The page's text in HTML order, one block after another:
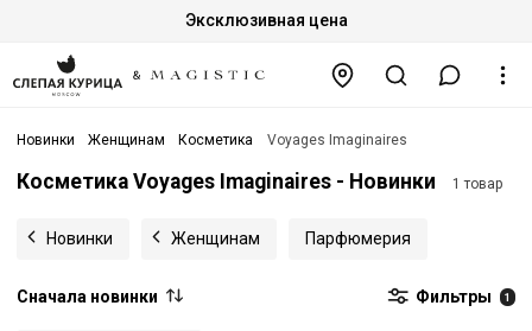
Эксклюзивная цена
Новинки Женщинам Косметика Voyages Imaginaires
Косметика Voyages Imaginaires - Новинки 1 товар
Новинки Женщинам Парфюмерия
Сначала новинки Фильтры 1